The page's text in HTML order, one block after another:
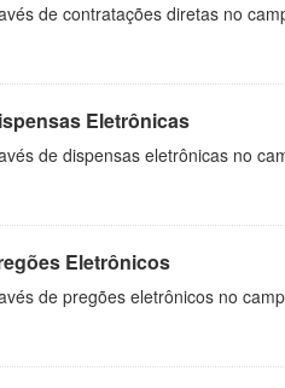
de contratações diretas no
Eletrônicas
de dispensas eletrônicas no
Eletrônicos
de pregões eletrônicos no